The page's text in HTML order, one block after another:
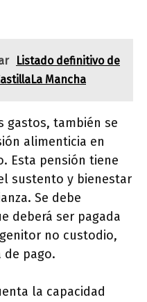
Listado definitivo de
Mancha
gastos, también se
alimenticia en
Esta pensión tiene
sustento y bienestar
Se debe
deberá ser pagada
no custodio,
de pago.
la capacidad